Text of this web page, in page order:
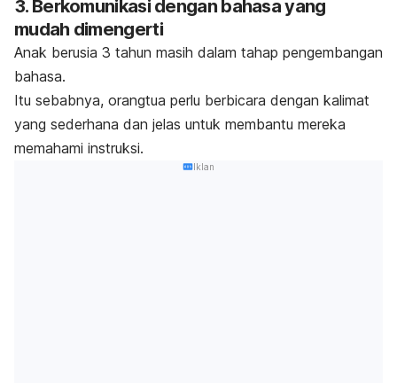
3. Berkomunikasi dengan bahasa yang
mudah dimengerti
Anak berusia 3 tahun masih dalam tahap pengembangan
bahasa.
Itu sebabnya, orangtua perlu berbicara dengan kalimat
yang sederhana dan jelas untuk membantu mereka
memahami instruksi.
Iklan